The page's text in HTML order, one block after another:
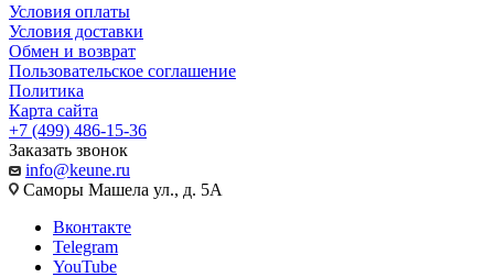
Условия оплаты
Условия доставки
Обмен и возврат
Пользовательское соглашение
Политика
Карта сайта
+7 (499) 486-15-36
Заказать звонок
info@keune.ru
Саморы Машела ул., д. 5А
Вконтакте
Telegram
YouTube